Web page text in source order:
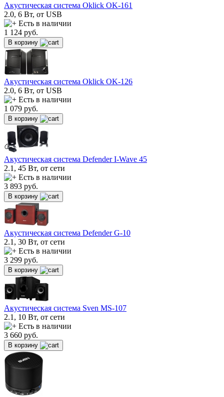
Акустическая система Oklick OK-161
2.0, 6 Вт, от USB
Есть в наличии
1 124 руб.
В корзину
Акустическая система Oklick OK-126
2.0, 6 Вт, от USB
Есть в наличии
1 079 руб.
В корзину
Акустическая система Defender I-Wave 45
2.1, 45 Вт, от сети
Есть в наличии
3 893 руб.
В корзину
Акустическая система Defender G-10
2.1, 30 Вт, от сети
Есть в наличии
3 299 руб.
В корзину
Акустическая система Sven MS-107
2.1, 10 Вт, от сети
Есть в наличии
3 660 руб.
В корзину